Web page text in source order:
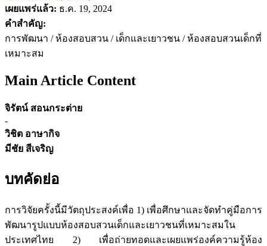
เผยแพร่แล้ว: ธ.ค. 19, 2024
คำสำคัญ:
การพัฒนา / ห้องสอบสวน / เด็กและเยาวชน / ห้องสอบสวนเด็กที่
เหมาะสม
Main Article Content
จิรัตน์ สอนกระต่าย
-
วิชิต อาษากิจ
มีชัย สีเจริญ
บทคัดย่อ
การวิจัยครั้งนี้มีวัตถุประสงค์เพื่อ 1) เพื่อศึกษาและจัดทำคู่มือการ
พัฒนารูปแบบห้องสอบสวนเด็กและเยาวชนที่เหมาะสมใน
ประเทศไทย 2) เพื่อถ่ายทอดและเผยแพร่องค์ความรู้ห้อง